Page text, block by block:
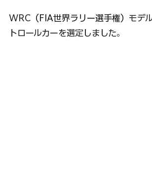
WRC （FIA世界ラリー選手権） モデ
トロールカーを選定しました。